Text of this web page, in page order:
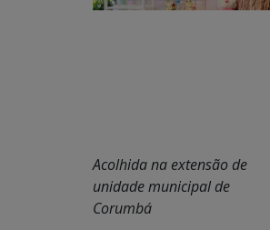
Acolhida na extensão de
unidade municipal de
Corumbá